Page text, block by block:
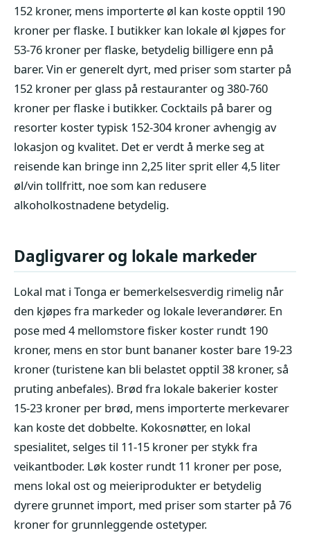
152 kroner, mens importerte øl kan koste opptil 190
kroner per flaske. I butikker kan lokale øl kjøpes for
53-76 kroner per flaske, betydelig billigere enn på
barer. Vin er generelt dyrt, med priser som starter på
152 kroner per glass på restauranter og 380-760
kroner per flaske i butikker. Cocktails på barer og
resorter koster typisk 152-304 kroner avhengig av
lokasjon og kvalitet. Det er verdt å merke seg at
reisende kan bringe inn 2,25 liter sprit eller 4,5 liter
øl/vin tollfritt, noe som kan redusere
alkoholkostnadene betydelig.
Dagligvarer og lokale markeder
Lokal mat i Tonga er bemerkelsesverdig rimelig når
den kjøpes fra markeder og lokale leverandører. En
pose med 4 mellomstore fisker koster rundt 190
kroner, mens en stor bunt bananer koster bare 19-23
kroner (turistene kan bli belastet opptil 38 kroner, så
pruting anbefales). Brød fra lokale bakerier koster
15-23 kroner per brød, mens importerte merkevarer
kan koste det dobbelte. Kokosnøtter, en lokal
spesialitet, selges til 11-15 kroner per stykk fra
veikantboder. Løk koster rundt 11 kroner per pose,
mens lokal ost og meieriprodukter er betydelig
dyrere grunnet import, med priser som starter på 76
kroner for grunnleggende ostetyper.